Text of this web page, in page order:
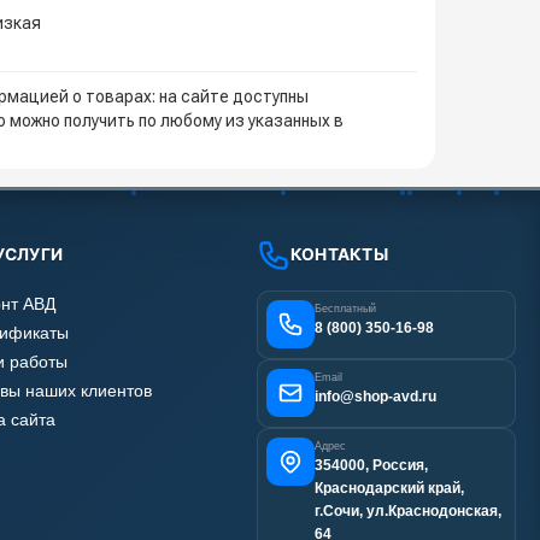
о товарах: на сайте доступны
получить по любому из указанных в
АВД
работы
наших клиентов
сайта
КОНТАКТЫ
Бесплатный
8 (800) 350-16-98
Email
info@shop-avd.ru
Адрес
354000, Россия,
Краснодарский край,
г.Сочи, ул.Краснодонская,
64